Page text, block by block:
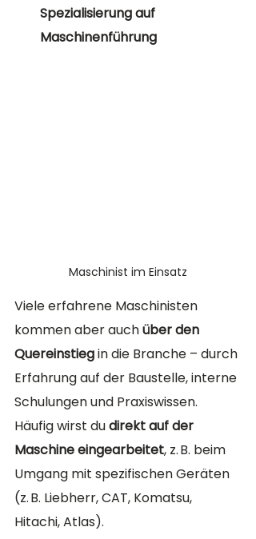
Spezialisierung auf
Maschinenführung
Maschinist im Einsatz
Viele erfahrene Maschinisten
kommen aber auch über den
Quereinstieg in die Branche – durch
Erfahrung auf der Baustelle, interne
Schulungen und Praxiswissen.
Häufig wirst du direkt auf der
Maschine eingearbeitet, z. B. beim
Umgang mit spezifischen Geräten
(z. B. Liebherr, CAT, Komatsu,
Hitachi, Atlas).